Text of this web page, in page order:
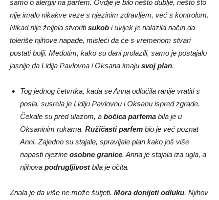
nije imalo nikakve veze s njezinim zdravljem, već s kontrolom.
Nikad nije željela stvoritisukobi uvijek je nalazila način da
toleriše njihove napade, misleći da će s vremenom stvari
postati bolji. Međutim, kako su dani prolazili, samo je postajalo
jasnije da Lidija Pavlovna i Oksana imajusvoj plan.
posla, susrela je Lidiju Pavlovnu i Oksanu ispred zgrade.
Čekale su pred ulazom, abočica parfemabila je u
Oksaninim rukama.Ružičasti parfembio je već poznat
Anni. Zajedno su stajale, spravljale plan kako još više
napasti njezineosobne granice. Anna je stajala iza ugla, a
njihova podrugljivostbila je očita.
napad nije bio slučajan, bilo je to nešto što su smišljale